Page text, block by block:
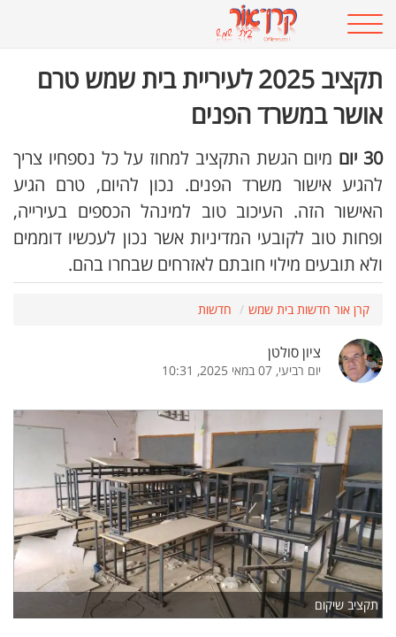
תקציב 2025 לעיריית בית שמש טרם
אושר במשרד הפנים
30 יום
מיום הגשת התקציב למחוז על כל נספחיו צריך
להגיע אישור משרד הפנים. נכון להיום, טרם הגיע
האישור הזה. העיכוב טוב למינהל הכספים בעירייה,
ופחות טוב לקובעי המדיניות אשר נכון לעכשיו דוממים
ולא תובעים מילוי חובתם לאזרחים שבחרו בהם.
קרן אור חדשות בית שמש חדשות
ציון סולטן
יום רביעי, 07 במאי 2025, 10:31
תקציב שיקום